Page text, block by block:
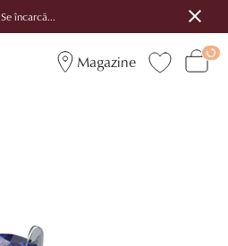
Se încarcă...
Magazine